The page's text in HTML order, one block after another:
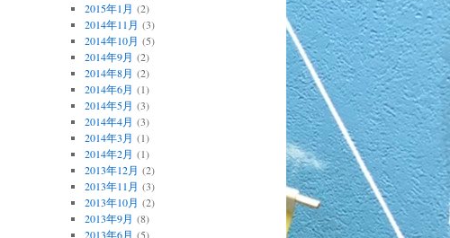
2015年1月 (2)
2014年11月 (3)
2014年10月 (5)
2014年9月 (2)
2014年8月 (2)
2014年6月 (1)
2014年5月 (3)
2014年4月 (3)
2014年3月 (1)
2014年2月 (1)
2013年12月 (2)
2013年11月 (3)
2013年10月 (2)
2013年9月 (8)
2013年6月 (5)